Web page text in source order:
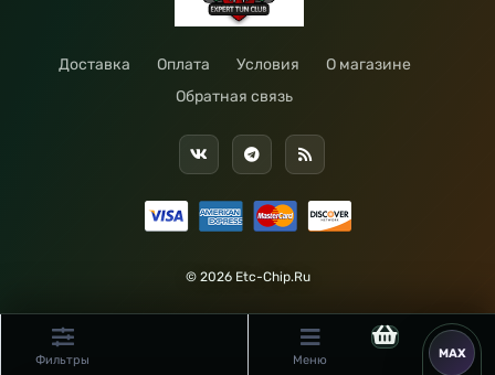
Доставка Оплата Условия
О магазине
Обратная связь
© 2026 Etc-Chip.Ru
Фильтры Меню